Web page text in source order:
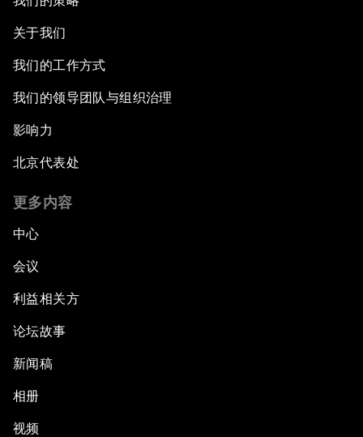
关于我们
我们的工作方式
我们的领导团队与组织治理
影响力
北京代表处
更多内容
中心
会议
利益相关方
论坛故事
新闻稿
相册
视频